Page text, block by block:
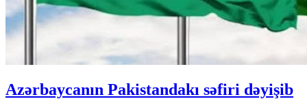
Azərbaycanın Pakistandakı səfiri dəyişib